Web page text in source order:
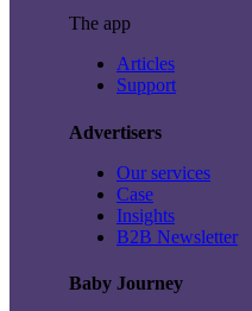
The app
Articles
Support
Advertisers
Our services
Case
Insights
B2B Newsletter
Baby Journey